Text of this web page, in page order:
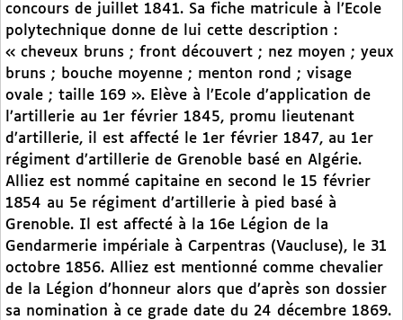
concours de juillet 1841. Sa fiche matricule à l’Ecole
polytechnique donne de lui cette description :
« cheveux bruns ; front découvert ; nez moyen ; yeux
bruns ; bouche moyenne ; menton rond ; visage
ovale ; taille 169 ». Elève à l’Ecole d’application de
l’artillerie au 1er février 1845, promu lieutenant
d’artillerie, il est affecté le 1er février 1847, au 1er
régiment d’artillerie de Grenoble basé en Algérie.
Alliez est nommé capitaine en second le 15 février
1854 au 5e régiment d’artillerie à pied basé à
Grenoble. Il est affecté à la 16e Légion de la
Gendarmerie impériale à Carpentras (Vaucluse), le 31
octobre 1856. Alliez est mentionné comme chevalier
de la Légion d’honneur alors que d’après son dossier
sa nomination à ce grade date du 24 décembre 1869.